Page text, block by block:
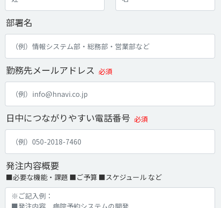
部署名
勤務先メールアドレス 必須
日中につながりやすい電話番号 必須
発注内容概要
■必要な機能・課題 ■ご予算 ■スケジュール など